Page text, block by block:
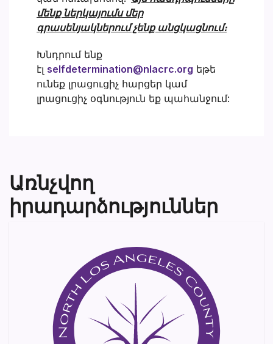
մենք ներկայումս մեր
գրասենյակներում չենք անցկացնում։
Խնդրում ենք
էլ selfdetermination@nlacrc.org եթե
ունեք լրացուցիչ հարցեր կամ
լրացուցիչ օգնություն եք պահանջում:
Առնչվող
իրադարձություններ